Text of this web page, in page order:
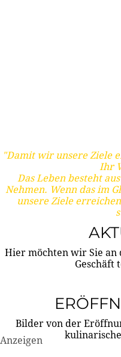
"Damit wir unsere Ziele
Ihr
Das Leben besteht
Nehmen. Wenn das im
unsere Ziele
Hier möchten wir Sie an
Geschäft
Bilder von der
Anzeigen